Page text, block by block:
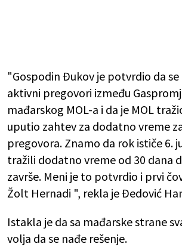
"Gospodin Đukov je potvrdio da
aktivni pregovori između
mađarskog MOL-a i da je MOL
uputio zahtev za dodatno vreme
pregovora. Znamo da rok ističe 6.
tražili dodatno vreme od 30 dana
završe. Meni je to potvrdio i prvi
Žolt Hernadi ", rekla je Đedović
Istakla je da sa mađarske strane
volja da se nađe rešenje.